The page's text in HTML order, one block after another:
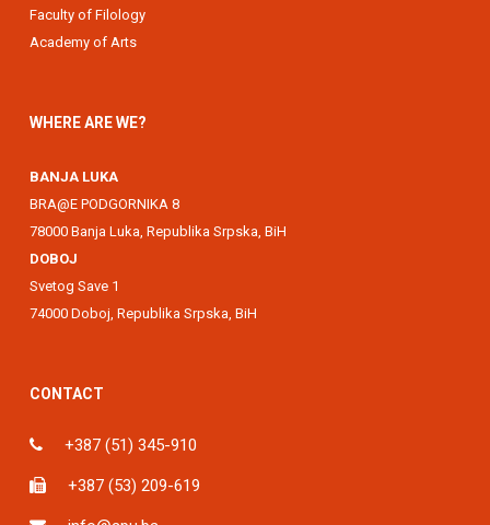
Faculty of Filology
Academy of Arts
WHERE ARE WE?
BANJA LUKA
BRA@E PODGORNIKA 8
78000 Banja Luka, Republika Srpska, BiH
DOBOJ
Svetog Save 1
74000 Doboj, Republika Srpska, BiH
CONTACT
+387 (51) 345-910
+387 (53) 209-619